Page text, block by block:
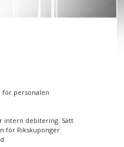
för personalen
intern debitering. Sätt
för Rikskuponger